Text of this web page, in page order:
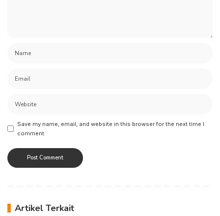
Save my name, email, and website in this browser for the next time I
comment.
Artikel Terkait